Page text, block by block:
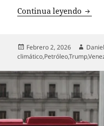
Continua leyendo
Publicado
el
Febrero 2, 2026 Autor
climático,Petróleo,Trump,